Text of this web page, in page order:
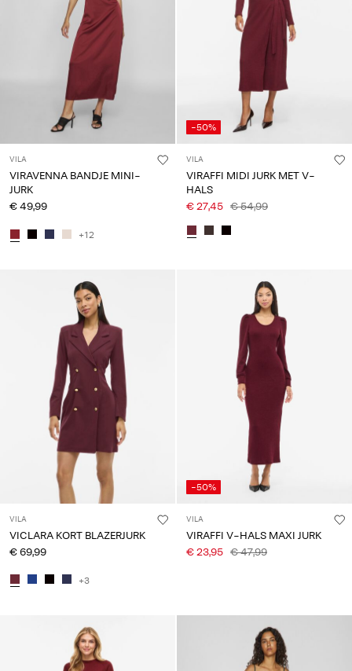
questions?
België
/
Nederlands
VILA
VIRAVENNA BANDJE MINI-
JURK
€ 49,99
+12
-50%
VILA
VIRAFFI MIDI JURK MET V-
HALS
€ 27,45 € 54,99
VILA
VICLARA KORT BLAZERJURK
€ 69,99
+3
-50%
VILA
VIRAFFI V-HALS MAXI JURK
€ 23,95 € 47,99